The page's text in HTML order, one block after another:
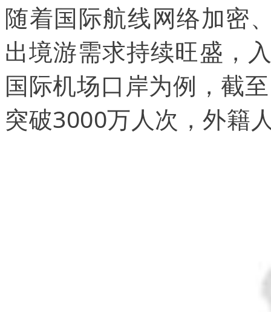
随着国际航线网络加密
出境游需求持续旺盛，
国际机场口岸为例，截
突破3000万人次，外籍